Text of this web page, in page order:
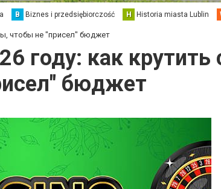
B Biznes i przedsiębiorczość H Historia miasta Lublin
чтобы не "присел" бюджет
году: как
бюджет